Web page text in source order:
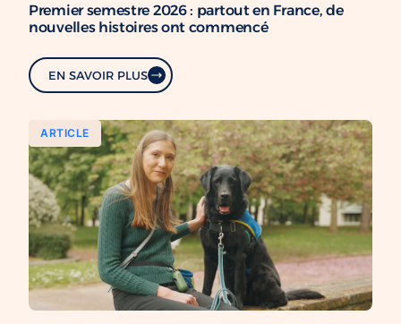
Premier semestre 2026 : partout en France, de
nouvelles histoires ont commencé
EN SAVOIR PLUS
ARTICLE